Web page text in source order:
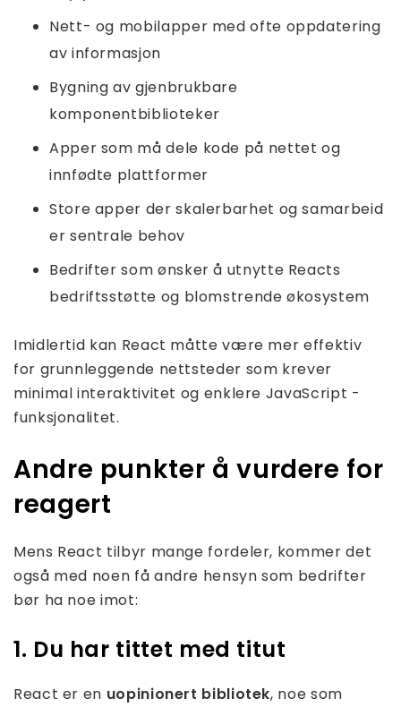
Nett- og mobilapper med ofte oppdatering
av informasjon
Bygning av gjenbrukbare
komponentbiblioteker
Apper som må dele kode på nettet og
innfødte plattformer
Store apper der skalerbarhet og samarbeid
er sentrale behov
Bedrifter som ønsker å utnytte Reacts
bedriftsstøtte og blomstrende økosystem
Imidlertid kan React måtte være mer effektiv
for grunnleggende nettsteder som krever
minimal interaktivitet og enklere JavaScript -
funksjonalitet.
Andre punkter å vurdere for
reagert
Mens React tilbyr mange fordeler, kommer det
også med noen få andre hensyn som bedrifter
bør ha noe imot:
1. Du har tittet med titut
React er en uopinionert bibliotek, noe som